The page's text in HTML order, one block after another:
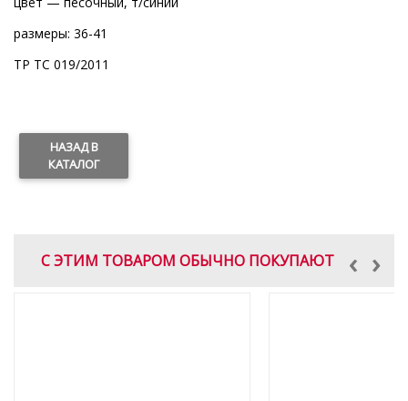
размеры: 36-41
ТР ТС 019/2011
НАЗАД В
КАТАЛОГ
С ЭТИМ ТОВАРОМ ОБЫЧНО ПОКУПАЮТ ›
‹